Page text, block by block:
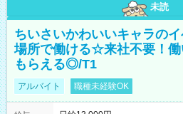
未読
ちいさいかわいいキャラの
場所で働ける☆来社不要！
もらえる◎/T1
アルバイト 職種未経験OK